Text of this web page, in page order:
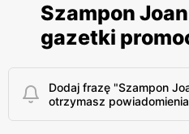
Szampon
gazetki
Dodaj frazę "Szampon
otrzymasz